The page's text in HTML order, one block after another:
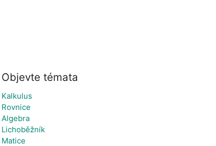
Objevte témata
Kalkulus
Rovnice
Algebra
Lichoběžník
Matice